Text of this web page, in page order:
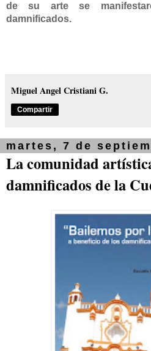
de su arte se
damnificados.
Miguel Angel Cristiani G.
Compartir
martes, 7 de
La comunidad
damnificados de la